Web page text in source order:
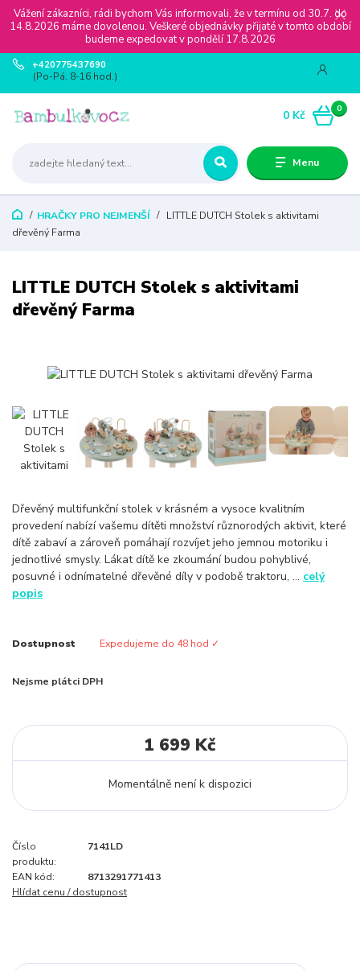
Vážení zákazníci, rádi bychom Vás informovali, že v termínu od 30.7. do
14.8.2026 máme dovolenou. Veškeré objednávky přijaté v tomto období
budeme expedovat v pondělí 17.8.2026
Menu
+420775437690
(Po-Pá, 8-16 hod.)
0
0 Kč
HRAČKY PRO NEJMENŠÍ
LITTLE DUTCH Stolek s aktivitami
dřevěný Farma
LITTLE DUTCH Stolek s aktivitami
dřevěný Farma
Dřevěný multifunkční stolek v krásném a vysoce kvalitním
provedení nabízí vašemu dítěti množství různorodých aktivit, které
dítě zabaví a zároveň pomáhají rozvíjet jeho jemnou motoriku i
jednotlivé smysly. Lákat dítě ke zkoumání budou pohyblivé,
posuvné i odnímatelné dřevěné díly v podobě traktoru, ... celý
popis
Dostupnost Expedujeme do 48 hod ✓
Nejsme plátci DPH
1 699 Kč
Momentálně není k dispozici
Číslo
produktu:
7141LD
EAN kód:
8713291771413
Hlídat cenu / dostupnost